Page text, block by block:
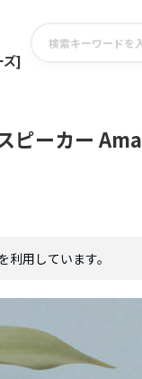
ズ]
ピーカー
用しています。